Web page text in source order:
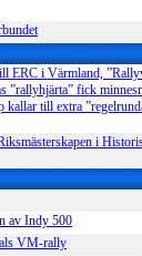
ERC i Värmland,
”rallyhjärta” fick
till extra
i
av Indy 500
VM-rally